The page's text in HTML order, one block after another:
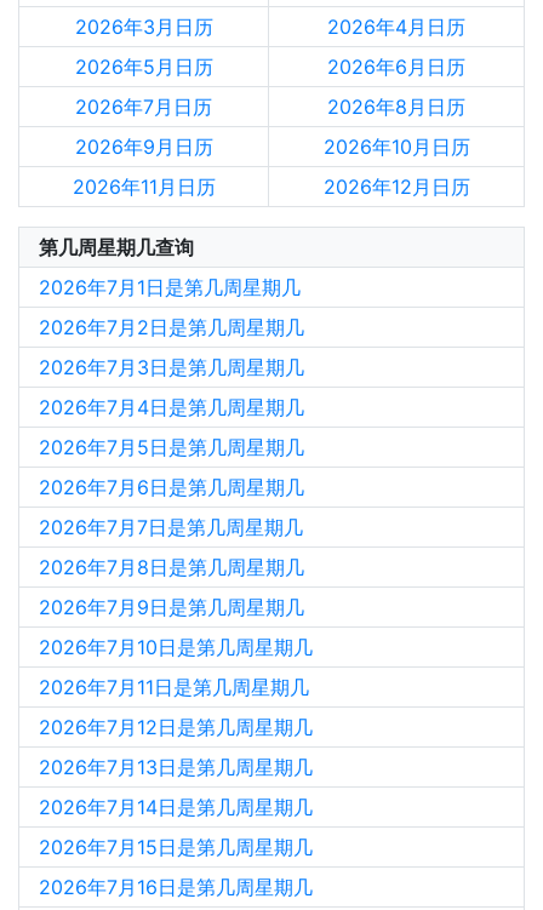
2026年3月日历
2026年4月日历
2026年5月日历
2026年6月日历
2026年7月日历
2026年8月日历
2026年9月日历
2026年10月日历
2026年11月日历
2026年12月日历
第几周星期几查询
2026年7月1日是第几周星期几
2026年7月2日是第几周星期几
2026年7月3日是第几周星期几
2026年7月4日是第几周星期几
2026年7月5日是第几周星期几
2026年7月6日是第几周星期几
2026年7月7日是第几周星期几
2026年7月8日是第几周星期几
2026年7月9日是第几周星期几
2026年7月10日是第几周星期几
2026年7月11日是第几周星期几
2026年7月12日是第几周星期几
2026年7月13日是第几周星期几
2026年7月14日是第几周星期几
2026年7月15日是第几周星期几
2026年7月16日是第几周星期几